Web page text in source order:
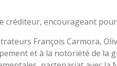
créditeur, encourageant
François Carmora,
et à la notoriété de la